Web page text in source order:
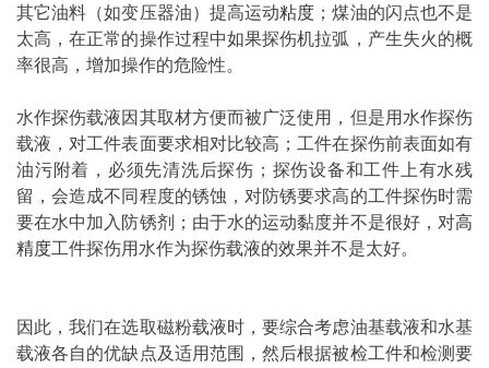
其它油料（如变压器油）提高运动粘度 ；煤油的闪点也不是
太高，在正常的操作过程中如果探伤机拉弧，产生失火的概
率很高，增加操作的危险性。
水作探伤载液因其取材方便而被广泛使用，但是用水作探伤
载液，对工件表面要求相对比较高；工件在探伤前表面如有
油污附着，必须先清洗后探伤；探伤设备和工件上有水残
留，会造成不同程度的锈蚀，对防锈要求高的工件探伤时需
要在水中加入防锈剂；由于水的运动黏度并不是很好，对高
精度工件探伤用水作为探伤载液的效果并不是太好。
因此，我们在选取磁粉载液时，要综合考虑油基载液和水基
载液各自的优缺点及适用范围，然后根据被检工件和检测要